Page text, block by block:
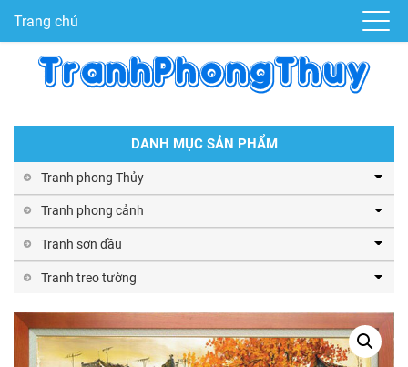
Trang chủ
DANH MỤC SẢN PHẨM
Tranh phong Thủy
Tranh phong cảnh
Tranh sơn dầu
Tranh treo tường